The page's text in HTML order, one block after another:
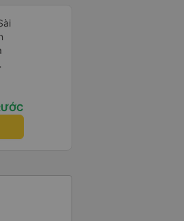
thứ
gửi
đã